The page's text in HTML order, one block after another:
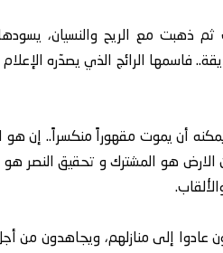
ثم ذهبت مع الريح والنسيان،
فاسمها الرائج الذي يصدّره
أن يموت مقهوراً منكسراً.. إن هو
الارض هو المشترك و تحقيق النصر
عادوا إلى منازلهم، ويجاهدون من